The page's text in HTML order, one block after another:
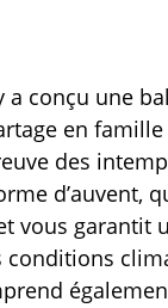
a conçu une
en
des
d’auvent,
vous garantit